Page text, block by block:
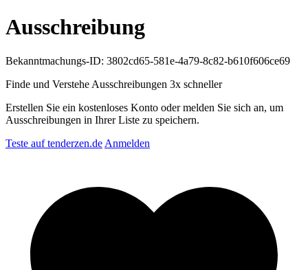
Ausschreibung
Bekanntmachungs-ID: 3802cd65-581e-4a79-8c82-b610f606ce69
Finde und Verstehe Ausschreibungen 3x schneller
Erstellen Sie ein kostenloses Konto oder melden Sie sich an, um
Ausschreibungen in Ihrer Liste zu speichern.
Teste auf tenderzen.de Anmelden